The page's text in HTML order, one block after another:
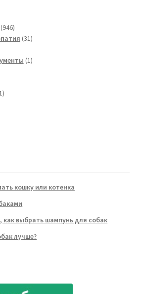
946946
товаров
3131
11
1
кошку или котенка
как выбрать шампунь для собак
лучше?